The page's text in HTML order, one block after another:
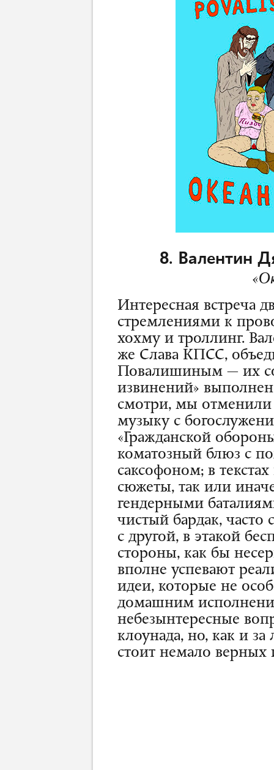
8. Валентин
Интересная встреча
стремлениями к
хохму и троллинг.
же Слава КПСС,
Повалишиным — их
извинений»
смотри, мы отменили
музыку с
«Гражданской
коматозный блюз с
саксофоном; в
сюжеты, так или
гендерными
чистый бардак,
с другой, в этакой
стороны, как бы
вполне успевают
идеи, которые не
домашним
небезынтересные
клоунада, но, как и
стоит немало верных